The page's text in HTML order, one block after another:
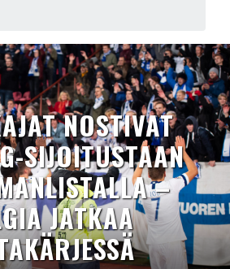
NOSTIVAT
SIJOITUSTAAN
–
JATKAA